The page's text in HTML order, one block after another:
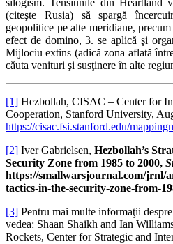
silogism. Tensiunile din Heartland
(citeşte Rusia) să spargă
geopolitice pe alte meridiane,
efect de domino, 3. se aplică şi
Mijlociu extins (adică zona aflată
căuta venituri şi susţinere în alte
[1] Hezbollah, CISAC – Center for
Cooperation, Stanford University,
https://cisac.fsi.stanford.edu/
[2] Iver Gabrielsen, Hezbollah’s
Security Zone from 1985 to 2000,
https://smallwarsjournal.com/jrnl/
tactics-in-the-security-zone-from-
[3] Pentru mai multe informaţii
vedea: Shaan Shaikh and Ian
Rockets, Center for Strategic and